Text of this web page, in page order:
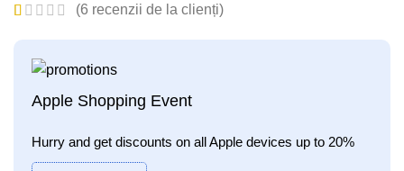
(6 recenzii de la clienți)
Apple Shopping Event
Hurry and get discounts on all Apple devices up to 20%